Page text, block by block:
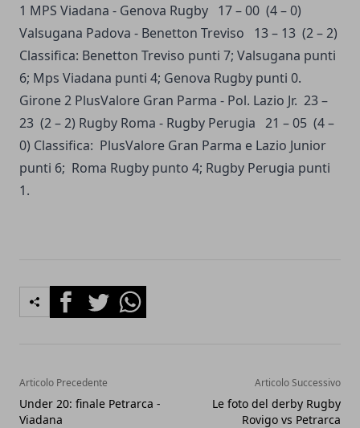
1 MPS Viadana - Genova Rugby 17 – 00 (4 – 0)
Valsugana Padova - Benetton Treviso 13 – 13 (2 – 2)
Classifica: Benetton Treviso punti 7; Valsugana punti
6; Mps Viadana punti 4; Genova Rugby punti 0.
Girone 2 PlusValore Gran Parma - Pol. Lazio Jr. 23 –
23 (2 – 2) Rugby Roma - Rugby Perugia 21 – 05 (4 –
0) Classifica: PlusValore Gran Parma e Lazio Junior
punti 6; Roma Rugby punto 4; Rugby Perugia punti
1.
FacebookTwitterWhatsapp
Articolo Precedente
Under 20: finale Petrarca -
Viadana
Articolo Successivo
Le foto del derby Rugby
Rovigo vs Petrarca